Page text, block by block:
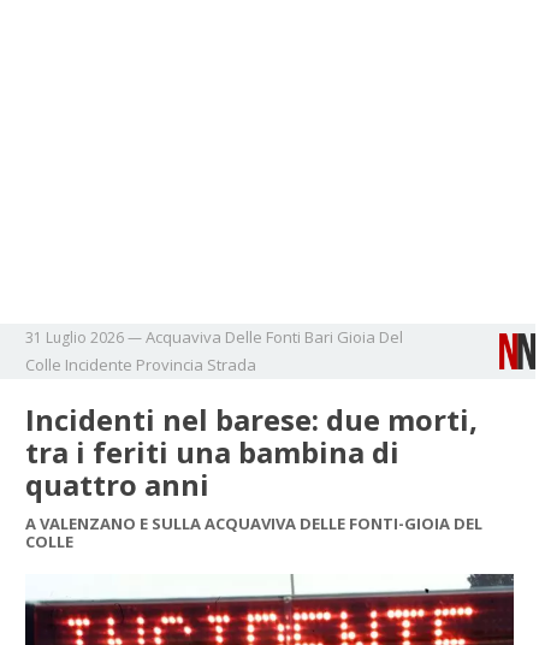
31 Luglio 2026—Acquaviva Delle Fonti Bari Gioia Del
Colle Incidente Provincia Strada
Incidenti nel barese: due morti,
tra i feriti una bambina di
quattro anni
A VALENZANO E SULLA ACQUAVIVA DELLE FONTI-GIOIA DEL
COLLE